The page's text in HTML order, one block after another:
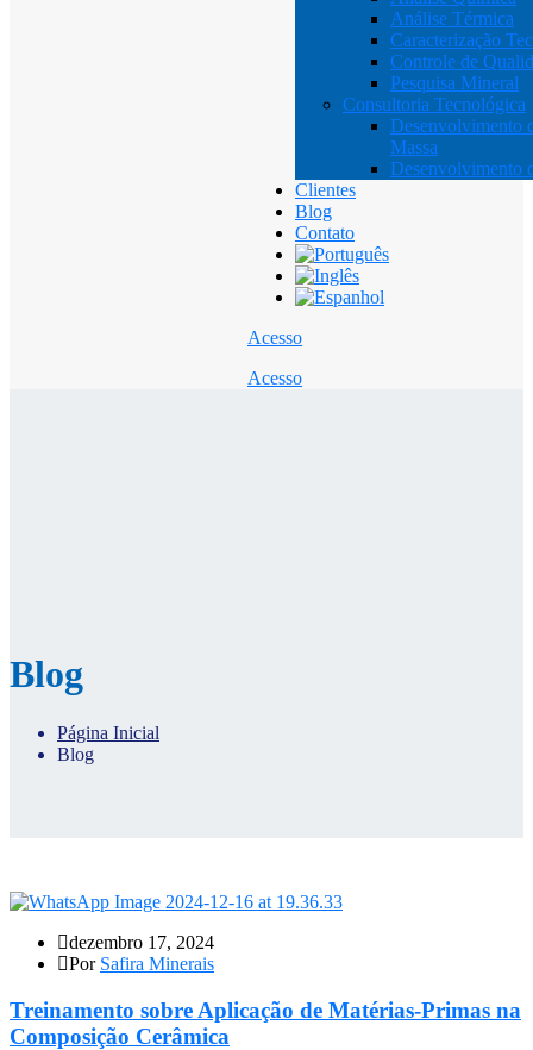
Análise Térmica
Caracterização
Controle de
Pesquisa Mineral
Consultoria Tecnológica
Desenvolvimento
Massa
Desenvolvimento
Clientes
Blog
Contato
Acesso
Acesso
Blog
Página Inicial
Blog
dezembro 17, 2024
Por Safira Minerais
Treinamento sobre Aplicação de Matérias-Primas na
Composição Cerâmica